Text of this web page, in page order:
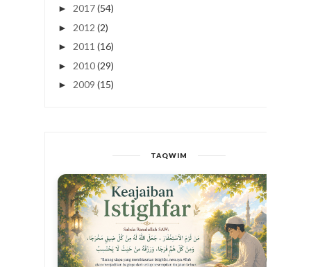
► 2017(54)
► 2012 (2)
► 2011 (16)
► 2010(29)
► 2009 (15)
TAQWIM